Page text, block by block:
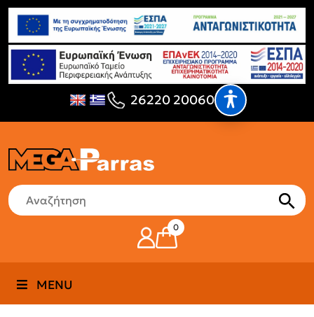
26220 20060
0
MENU